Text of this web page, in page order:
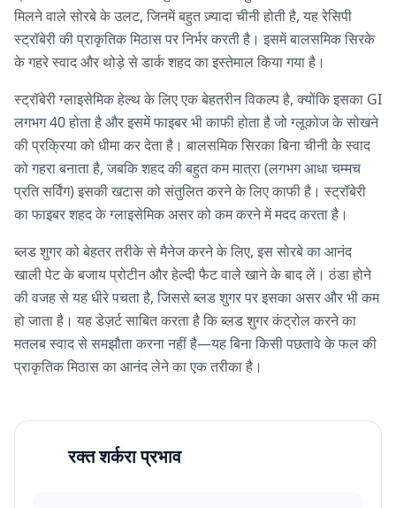
मिलने वाले सोरबे के उलट, जिनमें बहुत ज़्यादा चीनी होती है, यह रेसिपी
स्ट्रॉबेरी की प्राकृतिक मिठास पर निर्भर करती है। इसमें बालसमिक सिरके
के गहरे स्वाद और थोड़े से डार्क शहद का इस्तेमाल किया गया है।
स्ट्रॉबेरी ग्लाइसेमिक हेल्थ के लिए एक बेहतरीन विकल्प है, क्योंकि इसका GI
लगभग 40 होता है और इसमें फाइबर भी काफी होता है जो ग्लूकोज के सोखने
की प्रक्रिया को धीमा कर देता है। बालसमिक सिरका बिना चीनी के स्वाद
को गहरा बनाता है, जबकि शहद की बहुत कम मात्रा (लगभग आधा चम्मच
प्रति सर्विंग) इसकी खटास को संतुलित करने के लिए काफी है। स्ट्रॉबेरी
का फाइबर शहद के ग्लाइसेमिक असर को कम करने में मदद करता है।
ब्लड शुगर को बेहतर तरीके से मैनेज करने के लिए, इस सोरबे का आनंद
खाली पेट के बजाय प्रोटीन और हेल्दी फैट वाले खाने के बाद लें। ठंडा होने
की वजह से यह धीरे पचता है, जिससे ब्लड शुगर पर इसका असर और भी कम
हो जाता है। यह डेज़र्ट साबित करता है कि ब्लड शुगर कंट्रोल करने का
मतलब स्वाद से समझौता करना नहीं है—यह बिना किसी पछतावे के फल की
प्राकृतिक मिठास का आनंद लेने का एक तरीका है।
रक्त शर्करा प्रभाव